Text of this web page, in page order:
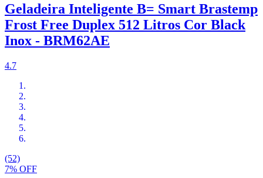
Geladeira Inteligente B= Smart Brastemp
Frost Free Duplex 512 Litros Cor Black
Inox - BRM62AE
4.7
(52)
7% OFF